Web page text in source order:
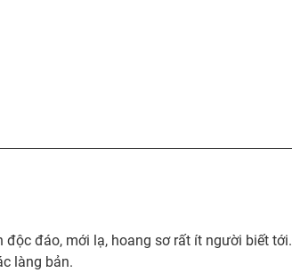
đáo, mới lạ, hoang sơ rất ít người biết tới.
làng bản.